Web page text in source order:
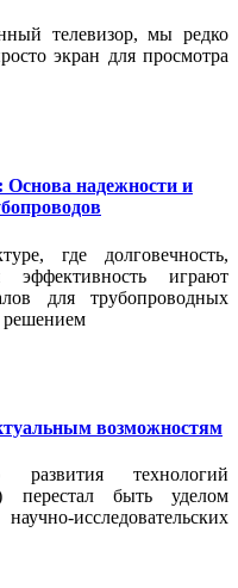
телевизор, мы редко
экран для просмотра
надежности и
где долговечность,
эффективность играют
для трубопроводных
решением
возможностям
технологий
перестал быть уделом
исследовательских